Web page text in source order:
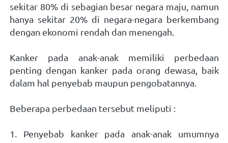
sekitar 80% di sebagian besar negara maju, namun
hanya sekitar 20% di negara-negara berkembang
dengan ekonomi rendah dan menengah.
Kanker pada anak-anak memiliki perbedaan
penting dengan kanker pada orang dewasa, baik
dalam hal penyebab maupun pengobatannya.
Beberapa perbedaan tersebut meliputi :
1. Penyebab kanker pada anak-anak umumnya